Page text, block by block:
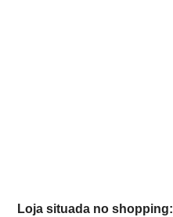
Loja situada no shopping: